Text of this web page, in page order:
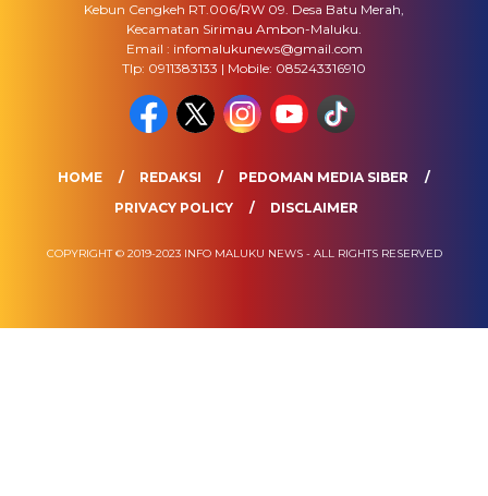
Kebun Cengkeh RT.006/RW 09. Desa Batu Merah,
Kecamatan Sirimau Ambon-Maluku.
Email : infomalukunews@gmail.com
Tlp: 0911383133 | Mobile: 085243316910
HOME REDAKSI
PEDOMAN MEDIA SIBER
PRIVACY POLICY
DISCLAIMER
COPYRIGHT © 2019-2023 INFO MALUKU NEWS - ALL RIGHTS RESERVED